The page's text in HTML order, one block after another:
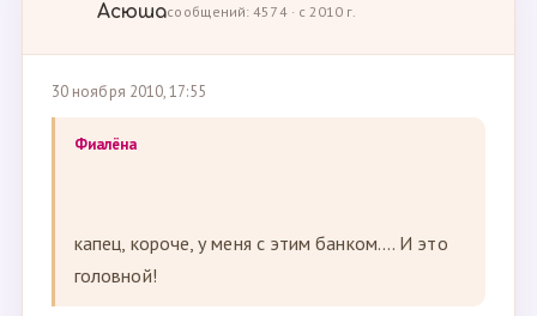
Асюшасообщений: 4574 · с 2010 г.
30 ноября 2010, 17:55
Фиалёна
капец, короче, у меня с этим банком.... И это
головной!